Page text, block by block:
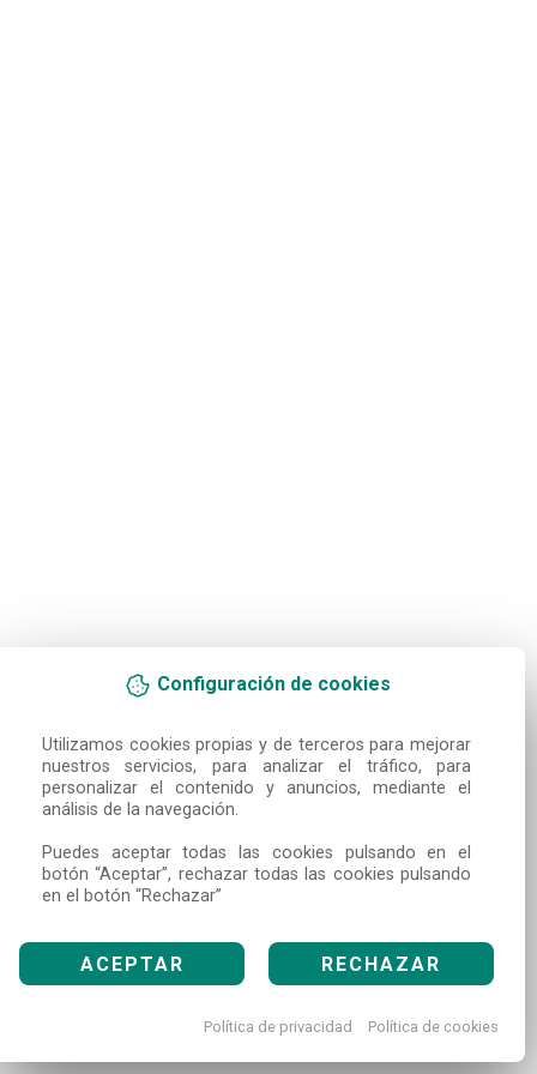
Configuración de cookies
Utilizamos cookies propias y de terceros para mejorar
nuestros servicios, para analizar el tráfico, para
personalizar el contenido y anuncios, mediante el
análisis de la navegación.
Puedes aceptar todas las cookies pulsando en el
botón “Aceptar”, rechazar todas las cookies pulsando
en el botón “Rechazar”
ACEPTAR RECHAZAR
Política de privacidad Política de cookies